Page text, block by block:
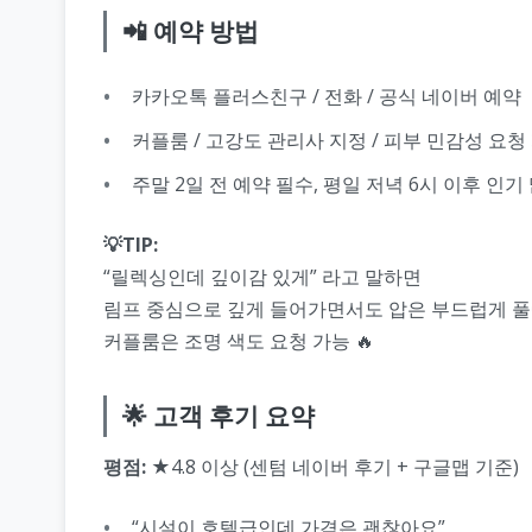
📲 예약 방법
카카오톡 플러스친구 / 전화 / 공식 네이버 예약
커플룸 / 고강도 관리사 지정 / 피부 민감성 요청
주말 2일 전 예약 필수, 평일 저녁 6시 이후 인기
💡TIP:
“릴렉싱인데 깊이감 있게” 라고 말하면
림프 중심으로 깊게 들어가면서도 압은 부드럽게
커플룸은 조명 색도 요청 가능 🔥
🌟 고객 후기 요약
평점: ★4.8 이상 (센텀 네이버 후기 + 구글맵 기준)